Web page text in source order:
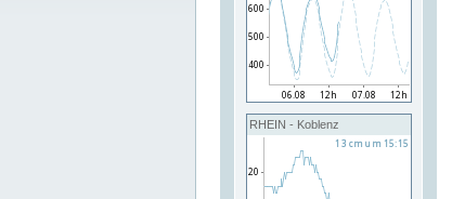
RHEIN - Koblenz